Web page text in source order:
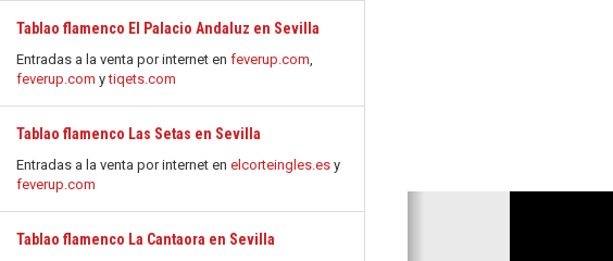
Tablao flamenco El Palacio Andaluz en Sevilla
Entradas a la venta por internet en feverup.com,
feverup.com ytiqets.com
Tablao flamenco Las Setas en Sevilla
Entradas a la venta por internet en elcorteingles.es y
feverup.com
Tablao flamenco La Cantaora en Sevilla